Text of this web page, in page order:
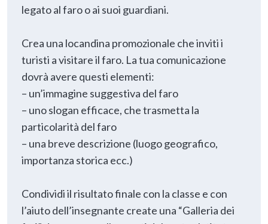
legato al faro o ai suoi guardiani.
Crea una locandina promozionale che inviti i
turisti a visitare il faro. La tua comunicazione
dovrà avere questi elementi:
– un’immagine suggestiva del faro
– uno slogan efficace, che trasmetta la
particolarità del faro
– una breve descrizione (luogo geografico,
importanza storica ecc.)
Condividi il risultato finale con la classe e con
l’aiuto dell’insegnante create una “Galleria dei